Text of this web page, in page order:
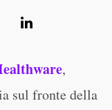
,
sul fronte della